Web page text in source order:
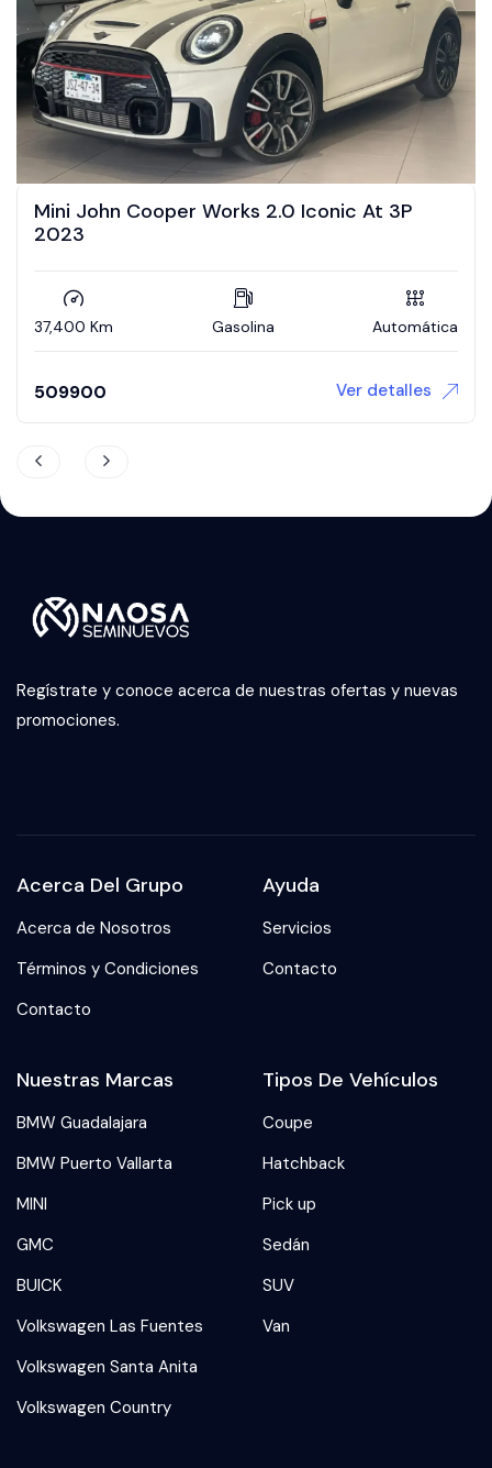
Mini John Cooper Works 2.0 Iconic At 3P
2023
37,400 Km Gasolina Automática
509900 Ver detalles
Regístrate y conoce acerca de nuestras ofertas y nuevas
promociones.
Acerca Del Grupo
Acerca de Nosotros
Términos y Condiciones
Contacto
Ayuda
Servicios
Contacto
Nuestras Marcas
BMW Guadalajara
BMW Puerto Vallarta
MINI
GMC
BUICK
Volkswagen Las Fuentes
Volkswagen Santa Anita
Volkswagen Country
Tipos De Vehículos
Coupe
Hatchback
Pick up
Sedán
SUV
Van